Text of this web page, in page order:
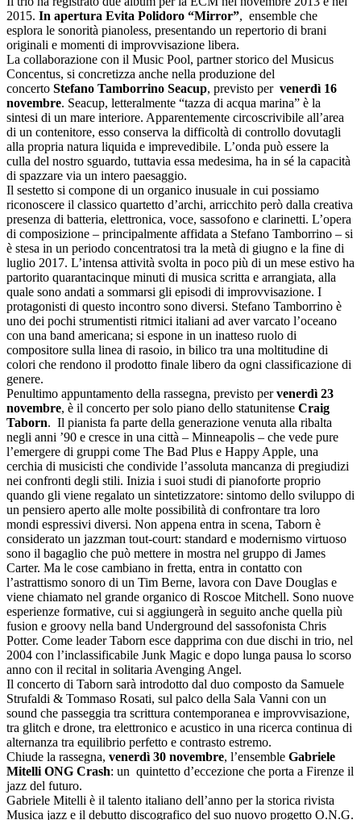
2015. In apertura Evita Polidoro “Mirror”, ensemble che
esplora le sonorità pianoless, presentando un repertorio di brani
originali e momenti di improvvisazione libera.
La collaborazione con il Music Pool, partner storico del Musicus
Concentus, si concretizza anche nella produzione del
concerto Stefano Tamborrino Seacup, previsto per venerdì 16
novembre. Seacup, letteralmente “tazza di acqua marina” è la
sintesi di un mare interiore. Apparentemente circoscrivibile all’area
di un contenitore, esso conserva la difficoltà di controllo dovutagli
alla propria natura liquida e imprevedibile. L’onda può essere la
culla del nostro sguardo, tuttavia essa medesima, ha in sé la capacità
di spazzare via un intero paesaggio.
Il sestetto si compone di un organico inusuale in cui possiamo
riconoscere il classico quartetto d’archi, arricchito però dalla creativa
presenza di batteria, elettronica, voce, sassofono e clarinetti. L’opera
di composizione – principalmente affidata a Stefano Tamborrino – si
è stesa in un periodo concentratosi tra la metà di giugno e la fine di
luglio 2017. L’intensa attività svolta in poco più di un mese estivo ha
partorito quarantacinque minuti di musica scritta e arrangiata, alla
quale sono andati a sommarsi gli episodi di improvvisazione. I
protagonisti di questo incontro sono diversi. Stefano Tamborrino è
uno dei pochi strumentisti ritmici italiani ad aver varcato l’oceano
con una band americana; si espone in un inatteso ruolo di
compositore sulla linea di rasoio, in bilico tra una moltitudine di
colori che rendono il prodotto finale libero da ogni classificazione di
genere.
Penultimo appuntamento della rassegna, previsto pervenerdì 23
novembre, è il concerto per solo piano dello statunitense Craig
Taborn. Il pianista fa parte della generazione venuta alla ribalta
negli anni ’90 e cresce in una città – Minneapolis – che vede pure
l’emergere di gruppi come The Bad Plus e Happy Apple, una
cerchia di musicisti che condivide l’assoluta mancanza di pregiudizi
nei confronti degli stili. Inizia i suoi studi di pianoforte proprio
quando gli viene regalato un sintetizzatore: sintomo dello sviluppo di
un pensiero aperto alle molte possibilità di confrontare tra loro
mondi espressivi diversi. Non appena entra in scena, Taborn è
considerato un jazzman tout-court: standard e modernismo virtuoso
sono il bagaglio che può mettere in mostra nel gruppo di James
Carter. Ma le cose cambiano in fretta, entra in contatto con
l’astrattismo sonoro di un Tim Berne, lavora con Dave Douglas e
viene chiamato nel grande organico di Roscoe Mitchell. Sono nuove
esperienze formative, cui si aggiungerà in seguito anche quella più
fusion e groovy nella band Underground del sassofonista Chris
Potter. Come leader Taborn esce dapprima con due dischi in trio, nel
2004 con l’inclassificabile Junk Magic e dopo lunga pausa lo scorso
anno con il recital in solitaria Avenging Angel.
Il concerto di Taborn sarà introdotto dal duo composto da Samuele
Strufaldi & Tommaso Rosati, sul palco della Sala Vanni con un
sound che passeggia tra scrittura contemporanea e improvvisazione,
tra glitch e drone, tra elettronico e acustico in una ricerca continua di
alternanza tra equilibrio perfetto e contrasto estremo.
Chiude la rassegna, venerdì 30 novembre, l’ensemble Gabriele
Mitelli ONG Crash: un quintetto d’eccezione che porta a Firenze il
jazz del futuro.
Gabriele Mitelli è il talento italiano dell’anno per la storica rivista
Musica jazz e il debutto discografico del suo nuovo progetto O.N.G.